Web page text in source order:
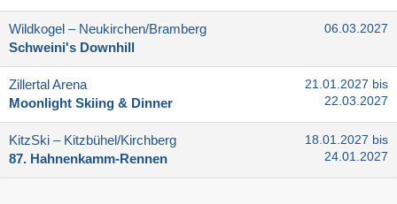
Wildkogel – Neukirchen/​Bramberg
Schweini's Downhill
06.03.2027
Zillertal Arena
Moonlight Skiing & Dinner
21.01.2027 bis
22.03.2027
KitzSki – Kitzbühel/​Kirchberg
87. Hahnenkamm-Rennen
18.01.2027 bis
24.01.2027